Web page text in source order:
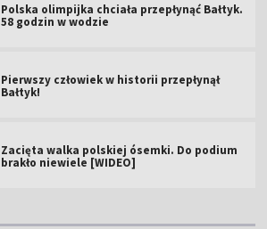
Polska olimpijka chciała przepłynąć Bałtyk.
58 godzin w wodzie
Pierwszy człowiek w historii przepłynął
Bałtyk!
Zacięta walka polskiej ósemki. Do podium
brakło niewiele [WIDEO]